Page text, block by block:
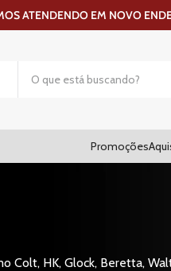
ATENDENDO EM NOVO
Promoções
Colt, HK, Glock, Beretta,